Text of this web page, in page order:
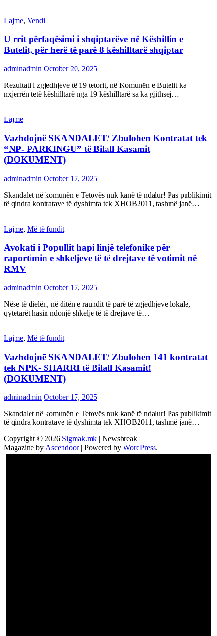
Lajme, Vendi
U rrit përfaqësimi i shqiptarëve në Këshillin e
Butelit, për herë të parë 8 këshilltarë shqiptar
adminadmin October 20, 2025
Rezultati i zgjedhjeve të 19 tetorit, në Komunën e Butelit ka
nxjerrën tetë këshilltarë nga 19 këshilltarë sa ka gjithsej…
Lajme
Vazhdojnë SKANDALET/ Zbulohen Kontratat tek
“NP- PARKINGU” të Bilall Kasamit
(DOKUMENT)
adminadmin October 17, 2025
Skandalet në komunën e Tetovës nuk kanë të ndalur! Pas publikimit
të qindra kontratave të dyshimta tek XHOB2011, tashmë janë…
Lajme, Më të fundit
Avokati i Popullit hapi linjë telefonike për
raportimin e shkeljeve të të drejtave të votimit në
RMV
adminadmin October 17, 2025
Nëse të dielën, në ditën e raundit të parë të zgjedhjeve lokale,
qytetarët hasin ndonjë shkelje të të drejtave të…
Lajme, Më të fundit
Vazhdojnē SKANDALET/ Zbulohen 141 kontratat
tek NPK- SHARRI të Bilall Kasamit!
(DOKUMENT)
adminadmin October 17, 2025
Skandalet në komunën e Tetovës nuk kanë të ndalur! Pas publikimit
të qindra kontratave të dyshimta tek XHOB2011, tashmë janë…
Copyright © 2026 Sigmak.mk | Newsbreak
Magazine by Ascendoor| Powered by WordPress.